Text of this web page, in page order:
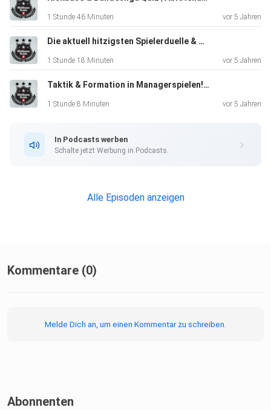
1 Stunde 46 Minuten vor 5 Jahren
Die aktuell hitzigsten Spielerduelle & Themen der Bundesliga! Wer setzt sich durch?
1 Stunde 18 Minuten vor 5 Jahren
Taktik & Formation in Managerspielen! Mit Konsti (Gamechanger)
1 Stunde 8 Minuten vor 5 Jahren
In Podcasts werben
Schalte jetzt Werbung in Podcasts.
Alle Episoden anzeigen
Kommentare (0)
Melde Dich an, um einen Kommentar zu schreiben.
Abonnenten